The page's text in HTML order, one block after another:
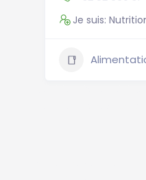
Je suis: